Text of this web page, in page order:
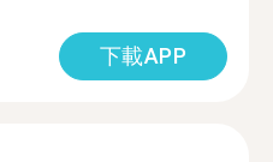
下載APP